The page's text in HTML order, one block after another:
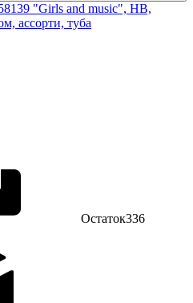
"Girls and music", HB,
ассорти, туба
Остаток336